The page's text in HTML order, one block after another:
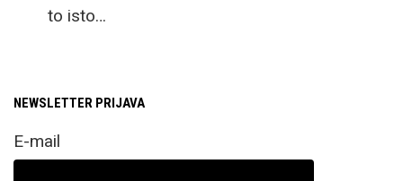
to isto…
NEWSLETTER PRIJAVA
E-mail